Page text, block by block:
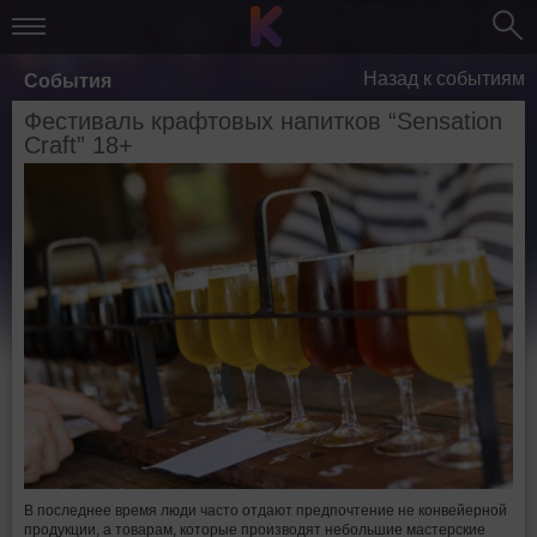
События Назад к событиям
Фестиваль крафтовых напитков “Sensation
Craft” 18+
В последнее время люди часто отдают предпочтение не конвейерной
продукции, а товарам, которые производят небольшие мастерские